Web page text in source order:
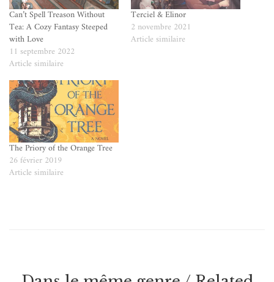
Can’t Spell Treason Without
Tea: A Cozy Fantasy Steeped
with Love
11 septembre 2022
Article similaire
Terciel & Elinor
2 novembre 2021
Article similaire
The Priory of the Orange Tree
26 février 2019
Article similaire